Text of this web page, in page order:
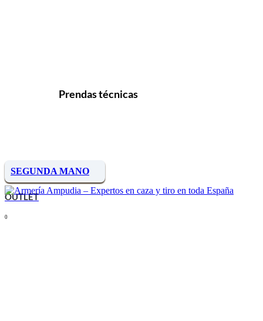
Prendas técnicas
SEGUNDA MANO
OUTLET
0